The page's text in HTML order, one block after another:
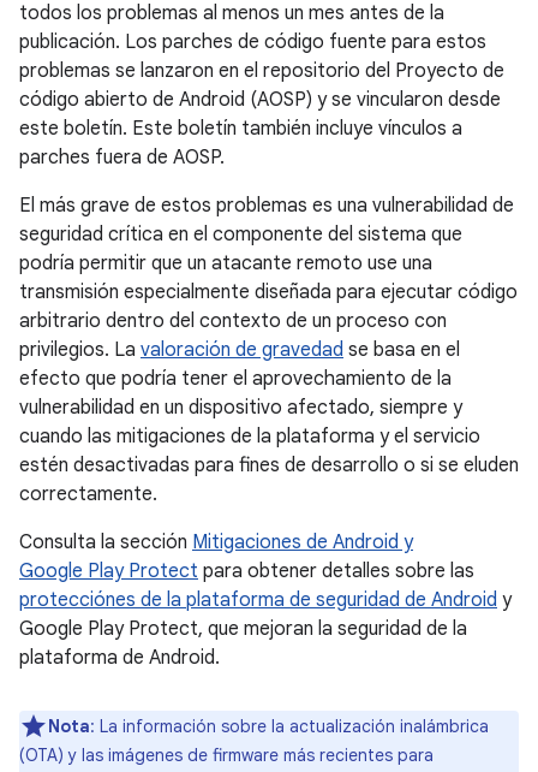
todos los problemas al menos un mes antes de la
publicación. Los parches de código fuente para estos
problemas se lanzaron en el repositorio del Proyecto de
código abierto de Android (AOSP) y se vincularon desde
este boletín. Este boletín también incluye vínculos a
parches fuera de AOSP.
El más grave de estos problemas es una vulnerabilidad de
seguridad crítica en el componente del sistema que
podría permitir que un atacante remoto use una
transmisión especialmente diseñada para ejecutar código
arbitrario dentro del contexto de un proceso con
privilegios. La valoración de gravedad se basa en el
efecto que podría tener el aprovechamiento de la
vulnerabilidad en un dispositivo afectado, siempre y
cuando las mitigaciones de la plataforma y el servicio
estén desactivadas para fines de desarrollo o si se eluden
correctamente.
Consulta la sección Mitigaciones de Android y
Google Play Protect para obtener detalles sobre las
protecciónes de la plataforma de seguridad de Android y
Google Play Protect, que mejoran la seguridad de la
plataforma de Android.
Nota: La información sobre la actualización inalámbrica
(OTA) y las imágenes de firmware más recientes para